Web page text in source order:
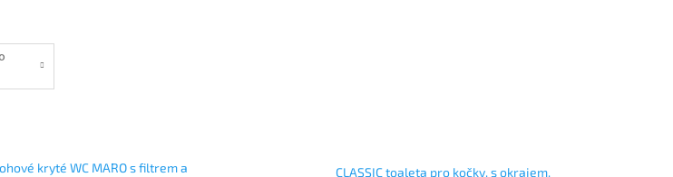
kryté WC MARO s filtrem a
CLASSIC toaleta pro kočky, s okrajem,